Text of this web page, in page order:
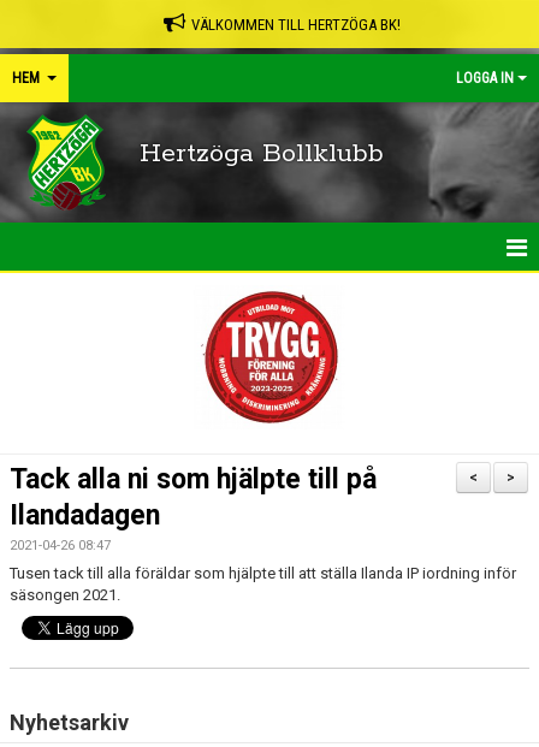
VÄLKOMMEN TILL HERTZÖGA BK!
HEM LOGGA IN
Hertzöga Bollklubb
SHOP
BLI MEDLEM
KONTAKTER & LAG
>
<
Tack alla ni som hjälpte till på
Ilandadagen
2021-04-26 08:47
Tusen tack till alla föräldar som hjälpte till att ställa Ilanda IP iordning inför
säsongen 2021.
Nyhetsarkiv